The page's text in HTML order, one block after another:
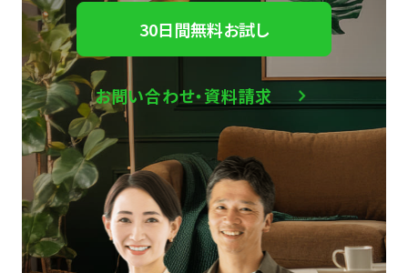
30日間無料お試し
お問い合わせ・資料請求